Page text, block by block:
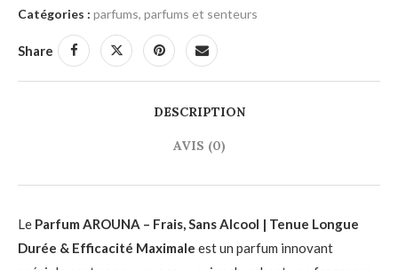
Catégories : parfums, parfums et senteurs
Share
DESCRIPTION
AVIS (0)
Le Parfum AROUNA – Frais, Sans Alcool | Tenue Longue
Durée & Efficacité Maximale est un parfum innovant